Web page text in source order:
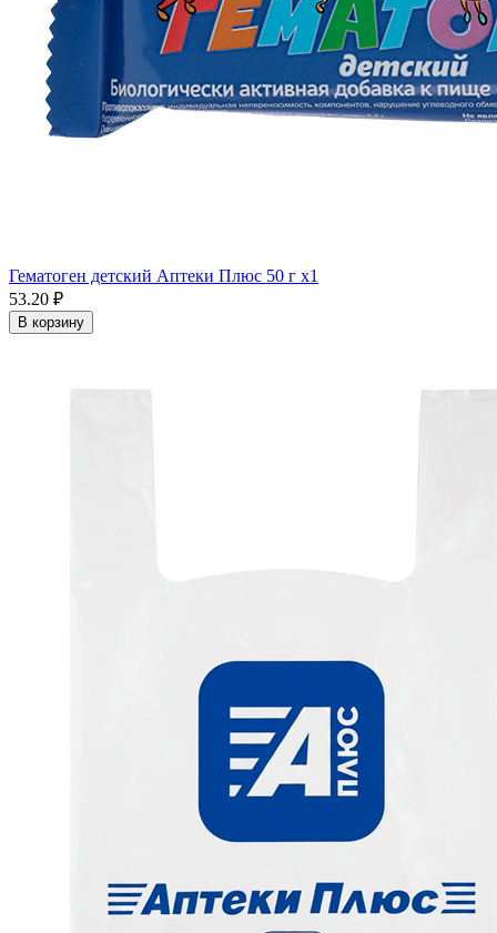
Гематоген детский Аптеки Плюс 50 г x1
53.20 ₽
В корзину